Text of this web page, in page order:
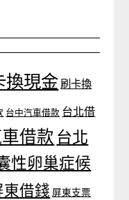
換現金 刷卡換
台中汽車借款 台北借
借款 台北
性卵巢症候
東借錢 屏東支票